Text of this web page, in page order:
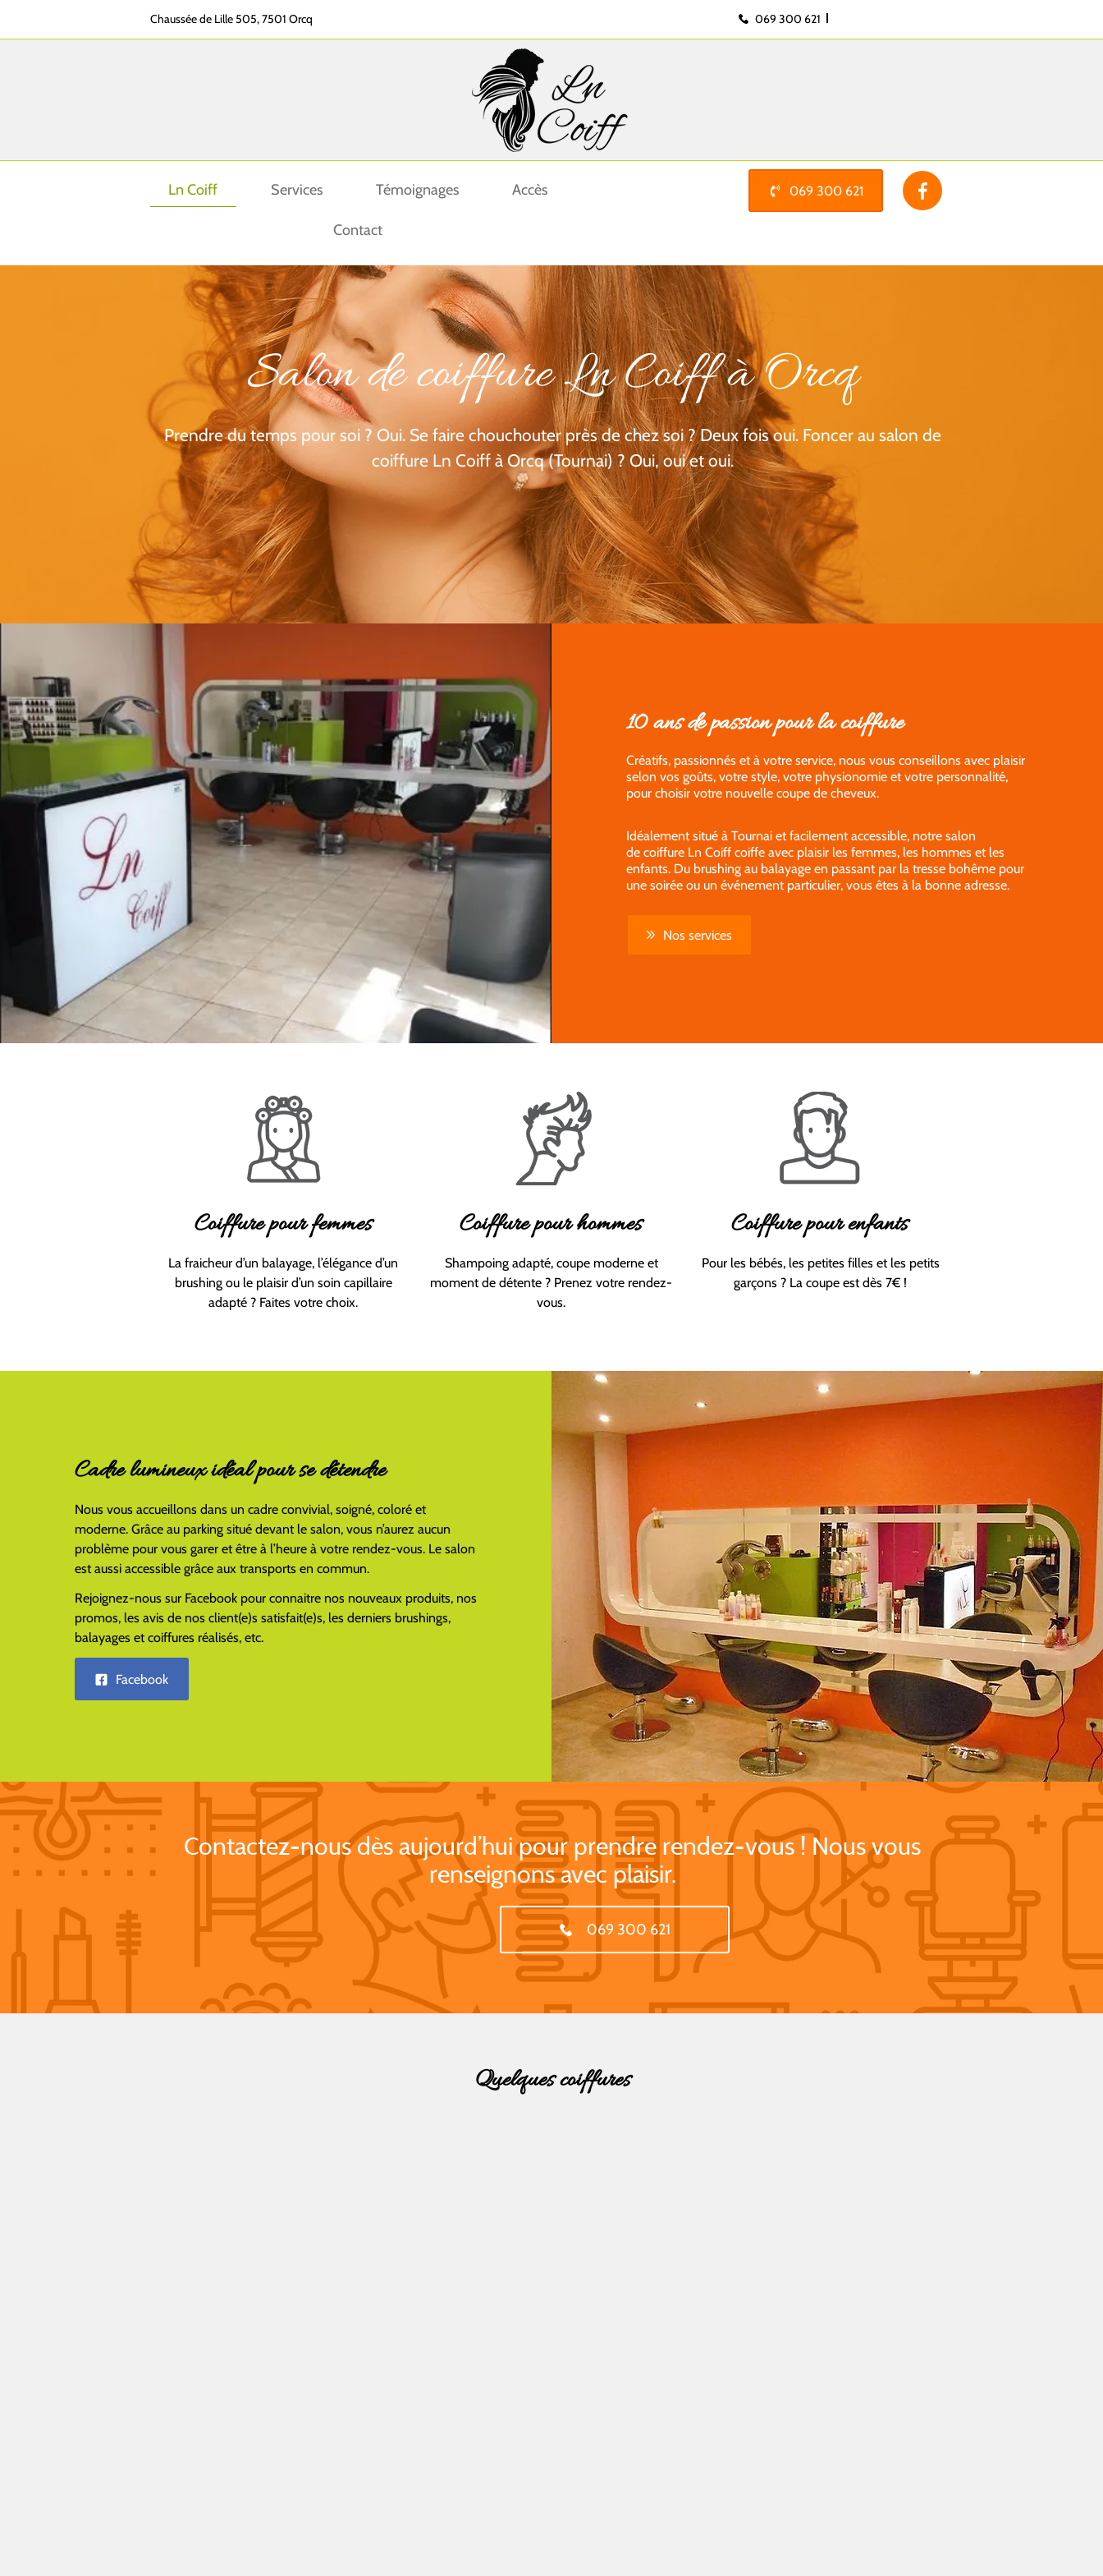
Chaussée de Lille 505, 7501 Orcq 069 300 621
Ln Coiff Services Témoignages Accès
Contact
069 300 621
Salon de coiffure Ln Coiff à Orcq
Prendre du temps pour soi ? Oui. Se faire chouchouter près de chez soi ? Deux fois oui. Foncer au salon de
coiffure Ln Coiff à Orcq (Tournai) ? Oui, oui et oui.
10 ans de passion pour la coiffure
Créatifs, passionnés et à votre service, nous vous conseillons avec plaisir
selon vos goûts, votre style, votre physionomie et votre personnalité,
pour choisir votre nouvelle coupe de cheveux.
Idéalement situé à Tournai et facilement accessible, notre salon
de coiffure Ln Coiff coiffe avec plaisir les femmes, les hommes et les
enfants. Du brushing au balayage en passant par la tresse bohême pour
une soirée ou un événement particulier, vous êtes à la bonne adresse.
Nos services
Coiffure pour femmes
La fraicheur d’un balayage, l’élégance d’un
brushing ou le plaisir d’un soin capillaire
adapté ? Faites votre choix.
Coiffure pour hommes
Shampoing adapté, coupe moderne et
moment de détente ? Prenez votre rendez-
vous.
Coiffure pour enfants
Pour les bébés, les petites filles et les petits
garçons ? La coupe est dès 7€ !
Cadre lumineux idéal pour se détendre
Nous vous accueillons dans un cadre convivial, soigné, coloré et
moderne. Grâce au parking situé devant le salon, vous n’aurez aucun
problème pour vous garer et être à l’heure à votre rendez-vous. Le salon
est aussi accessible grâce aux transports en commun.
Rejoignez-nous sur Facebook pour connaitre nos nouveaux produits, nos
promos, les avis de nos client(e)s satisfait(e)s, les derniers brushings,
balayages et coiffures réalisés, etc.
Facebook
Contactez-nous dès aujourd’hui pour prendre rendez-vous ! Nous vous
renseignons avec plaisir.
069 300 621
Quelques coiffures